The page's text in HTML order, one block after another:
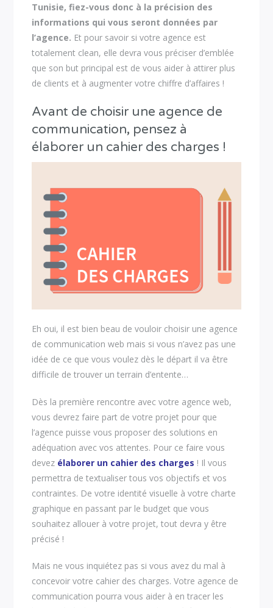
Tunisie, fiez-vous donc à la précision des
informations qui vous seront données par
l’agence. Et pour savoir si votre agence est
totalement clean, elle devra vous préciser d’emblée
que son but principal est de vous aider à attirer plus
de clients et à augmenter votre chiffre d’affaires !
Avant de choisir une agence de
communication, pensez à
élaborer un cahier des charges !
Eh oui, il est bien beau de vouloir choisir une agence
de communication web mais si vous n’avez pas une
idée de ce que vous voulez dès le départ il va être
difficile de trouver un terrain d’entente…
Dès la première rencontre avec votre agence web,
vous devrez faire part de votre projet pour que
l’agence puisse vous proposer des solutions en
adéquation avec vos attentes. Pour ce faire vous
devez élaborer un cahier des charges ! Il vous
permettra de textualiser tous vos objectifs et vos
contraintes. De votre identité visuelle à votre charte
graphique en passant par le budget que vous
souhaitez allouer à votre projet, tout devra y être
précisé !
Mais ne vous inquiétez pas si vous avez du mal à
concevoir votre cahier des charges. Votre agence de
communication pourra vous aider à en tracer les